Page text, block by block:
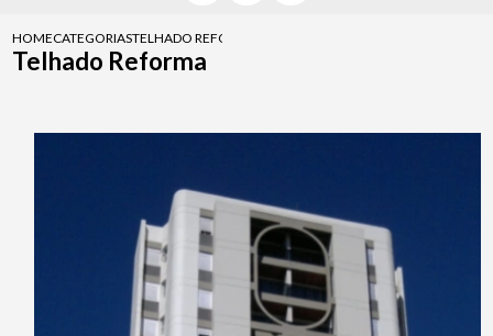
HOMECATEGORIASTELHADO REFORMA
Telhado Reforma